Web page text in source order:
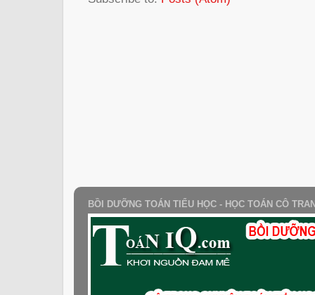
BỒI DƯỠNG TOÁN TIỂU HỌC - HỌC TOÁN CÔ